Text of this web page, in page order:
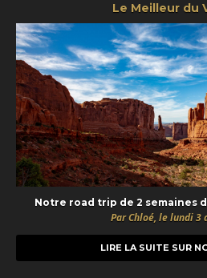
Le Meilleur du
Notre road trip de 2 semaines
Par Chloé, le lundi 3
LIRE LA SUITE SUR